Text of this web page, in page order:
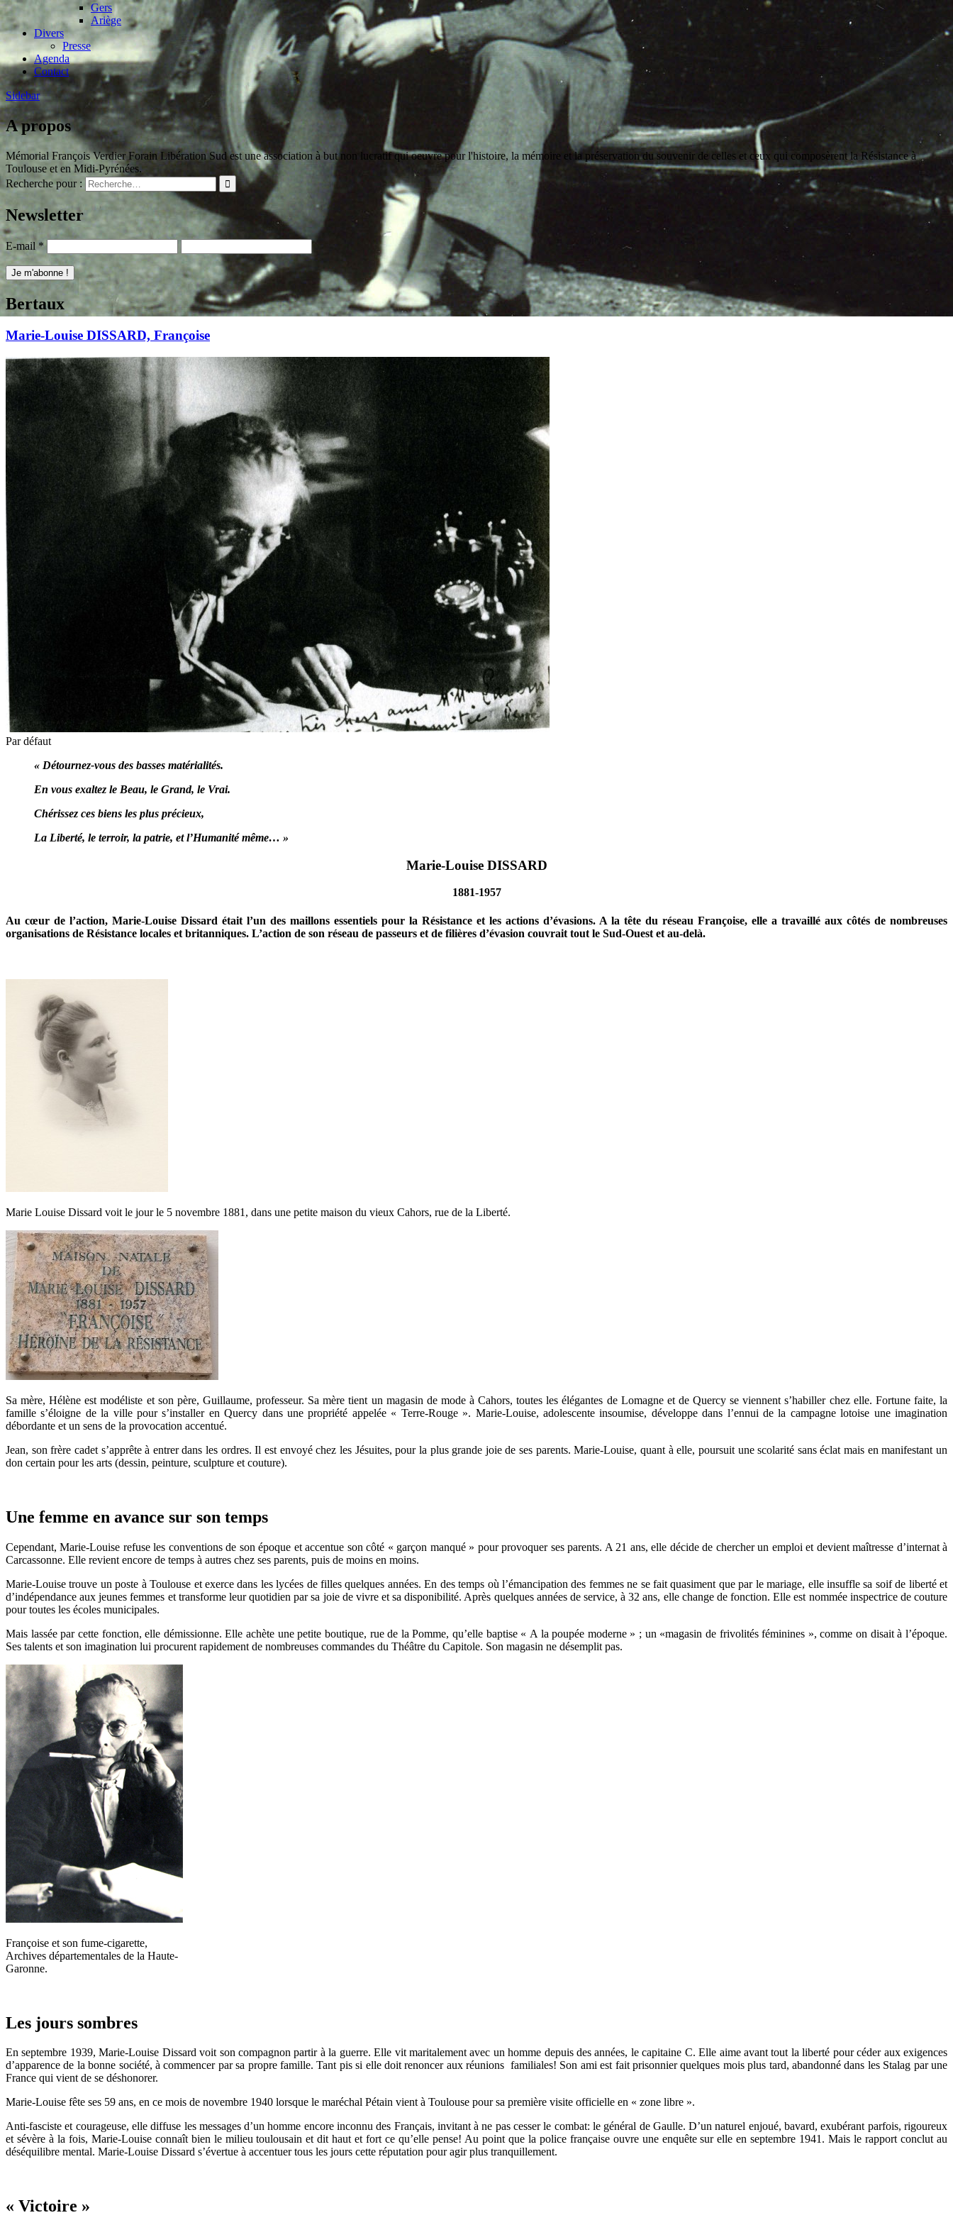
Gers
Ariège
Divers
Presse
Agenda
Contact
Sidebar
A propos
Mémorial François Verdier Forain Libération Sud est une association à but non lucratif qui oeuvre pour l'histoire, la mémoire et la préservation du souvenir de celles et ceux qui composèrent la Résistance à
Toulouse et en Midi-Pyrénées.
Recherche pour :
Newsletter
E-mail *
Bertaux
Marie-Louise DISSARD, Françoise
Par défaut
« Détournez-vous des basses matérialités.
En vous exaltez le Beau, le Grand, le Vrai.
Chérissez ces biens les plus précieux,
La Liberté, le terroir, la patrie, et l’Humanité même… »
Marie-Louise DISSARD
1881-1957
Au cœur de l’action, Marie-Louise Dissard était l’un des maillons essentiels pour la Résistance et les actions d’évasions. A la tête du réseau Françoise, elle a travaillé aux côtés de nombreuses
organisations de Résistance locales et britanniques. L’action de son réseau de passeurs et de filières d’évasion couvrait tout le Sud-Ouest et au-delà.
Marie Louise Dissard voit le jour le 5 novembre 1881, dans une petite maison du vieux Cahors, rue de la Liberté.
Sa mère, Hélène est modéliste et son père, Guillaume, professeur. Sa mère tient un magasin de mode à Cahors, toutes les élégantes de Lomagne et de Quercy se viennent s’habiller chez elle. Fortune faite, la
famille s’éloigne de la ville pour s’installer en Quercy dans une propriété appelée « Terre-Rouge ». Marie-Louise, adolescente insoumise, développe dans l’ennui de la campagne lotoise une imagination
débordante et un sens de la provocation accentué.
Jean, son frère cadet s’apprête à entrer dans les ordres. Il est envoyé chez les Jésuites, pour la plus grande joie de ses parents. Marie-Louise, quant à elle, poursuit une scolarité sans éclat mais en manifestant un
don certain pour les arts (dessin, peinture, sculpture et couture).
Une femme en avance sur son temps
Cependant, Marie-Louise refuse les conventions de son époque et accentue son côté « garçon manqué » pour provoquer ses parents. A 21 ans, elle décide de chercher un emploi et devient maîtresse d’internat à
Carcassonne. Elle revient encore de temps à autres chez ses parents, puis de moins en moins.
Marie-Louise trouve un poste à Toulouse et exerce dans les lycées de filles quelques années. En des temps où l’émancipation des femmes ne se fait quasiment que par le mariage, elle insuffle sa soif de liberté et
d’indépendance aux jeunes femmes et transforme leur quotidien par sa joie de vivre et sa disponibilité. Après quelques années de service, à 32 ans, elle change de fonction. Elle est nommée inspectrice de couture
pour toutes les écoles municipales.
Mais lassée par cette fonction, elle démissionne. Elle achète une petite boutique, rue de la Pomme, qu’elle baptise « A la poupée moderne » ; un «magasin de frivolités féminines », comme on disait à l’époque.
Ses talents et son imagination lui procurent rapidement de nombreuses commandes du Théâtre du Capitole. Son magasin ne désemplit pas.
Françoise et son fume-cigarette,
Archives départementales de la Haute-
Garonne.
Les jours sombres
En septembre 1939, Marie-Louise Dissard voit son compagnon partir à la guerre. Elle vit maritalement avec un homme depuis des années, le capitaine C. Elle aime avant tout la liberté pour céder aux exigences
d’apparence de la bonne société, à commencer par sa propre famille. Tant pis si elle doit renoncer aux réunions familiales! Son ami est fait prisonnier quelques mois plus tard, abandonné dans les Stalag par une
France qui vient de se déshonorer.
Marie-Louise fête ses 59 ans, en ce mois de novembre 1940 lorsque le maréchal Pétain vient à Toulouse pour sa première visite officielle en « zone libre ».
Anti-fasciste et courageuse, elle diffuse les messages d’un homme encore inconnu des Français, invitant à ne pas cesser le combat: le général de Gaulle. D’un naturel enjoué, bavard, exubérant parfois, rigoureux
et sévère à la fois, Marie-Louise connaît bien le milieu toulousain et dit haut et fort ce qu’elle pense! Au point que la police française ouvre une enquête sur elle en septembre 1941. Mais le rapport conclut au
déséquilibre mental. Marie-Louise Dissard s’évertue à accentuer tous les jours cette réputation pour agir plus tranquillement.
« Victoire »